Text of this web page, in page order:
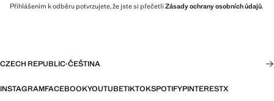
Přihlášením k odběru potvrzujete, že jste si přečetli Zásady ochrany osobních údajů.
CZECH REPUBLIC·ČEŠTINA
INSTAGRAMFACEBOOKYOUTUBETIKTOKSPOTIFYPINTERESTX